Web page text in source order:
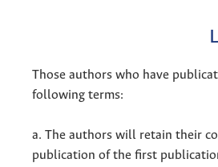
Those authors who have
following terms:
a. The authors will retain their
publication of the first